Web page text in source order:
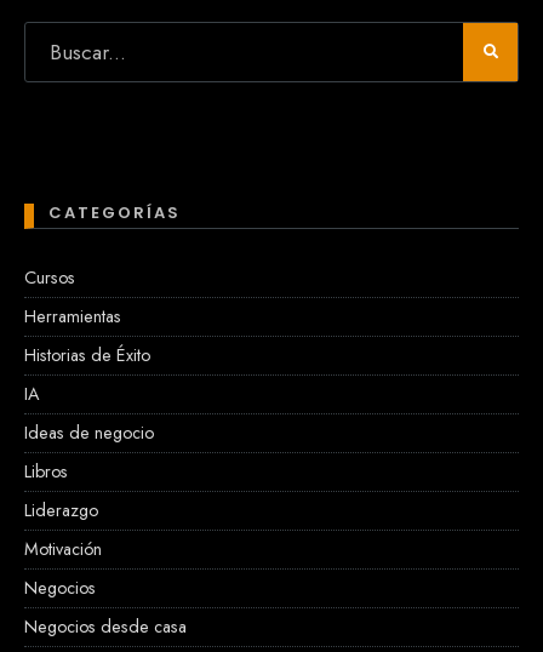
CATEGORÍAS
Cursos
Herramientas
Historias de Éxito
IA
Ideas de negocio
Libros
Liderazgo
Motivación
Negocios
Negocios desde casa